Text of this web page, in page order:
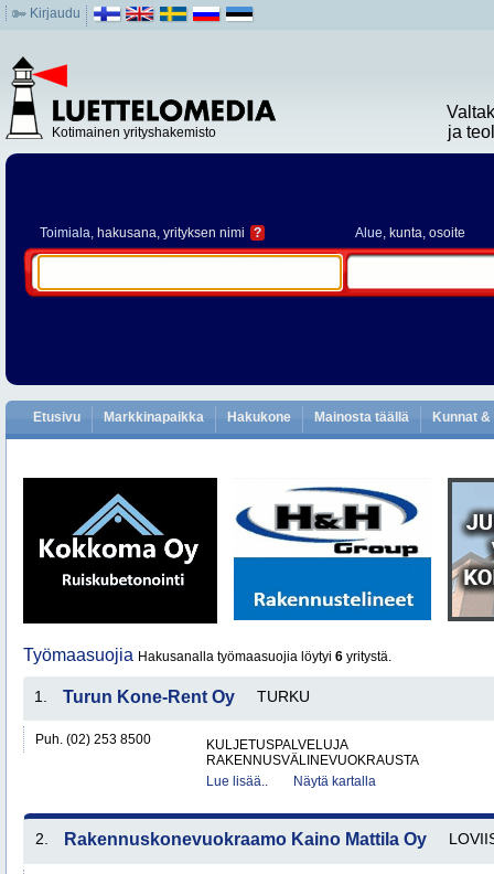
Kirjaudu
Kotimainen yrityshakemisto
ja
Toimiala, hakusana, yrityksen nimi ? Alue, kunta, osoite
Etusivu Markkinapaikka Hakukone Mainosta täällä Kunnat
Työmaasuojia Hakusanalla työmaasuojia löytyi 6 yritystä.
1. Turun Kone-Rent Oy TURKU
Puh. (02) 253 8500
KULJETUSPALVELUJA
RAKENNUSVÄLINEVUOKRAUSTA
Lue lisää..
Näytä kartalla
2. Rakennuskonevuokraamo Kaino Mattila Oy